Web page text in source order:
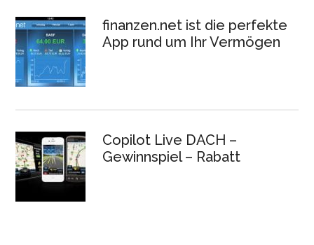
finanzen.net ist die perfekte
App rund um Ihr Vermögen
Copilot Live DACH –
Gewinnspiel – Rabatt